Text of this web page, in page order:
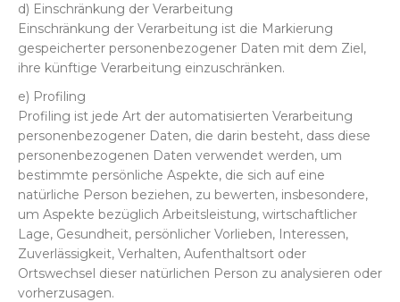
d) Einschränkung der Verarbeitung
Einschränkung der Verarbeitung ist die Markierung
gespeicherter personenbezogener Daten mit dem Ziel,
ihre künftige Verarbeitung einzuschränken.
e) Profiling
Profiling ist jede Art der automatisierten Verarbeitung
personenbezogener Daten, die darin besteht, dass diese
personenbezogenen Daten verwendet werden, um
bestimmte persönliche Aspekte, die sich auf eine
natürliche Person beziehen, zu bewerten, insbesondere,
um Aspekte bezüglich Arbeitsleistung, wirtschaftlicher
Lage, Gesundheit, persönlicher Vorlieben, Interessen,
Zuverlässigkeit, Verhalten, Aufenthaltsort oder
Ortswechsel dieser natürlichen Person zu analysieren oder
vorherzusagen.